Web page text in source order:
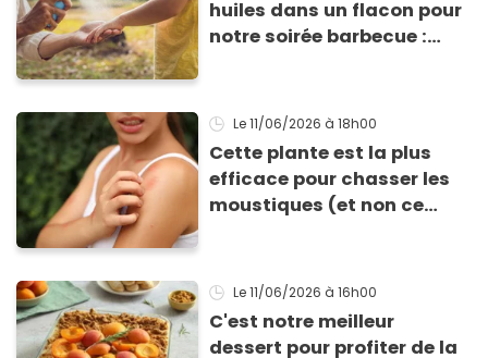
huiles dans un flacon pour
notre soirée barbecue :
ma lotion
Le 11/06/2026 à 18h00
Cette plante est la plus
efficace pour chasser les
moustiques (et non ce
Le 11/06/2026 à 16h00
C'est notre meilleur
dessert pour profiter de la